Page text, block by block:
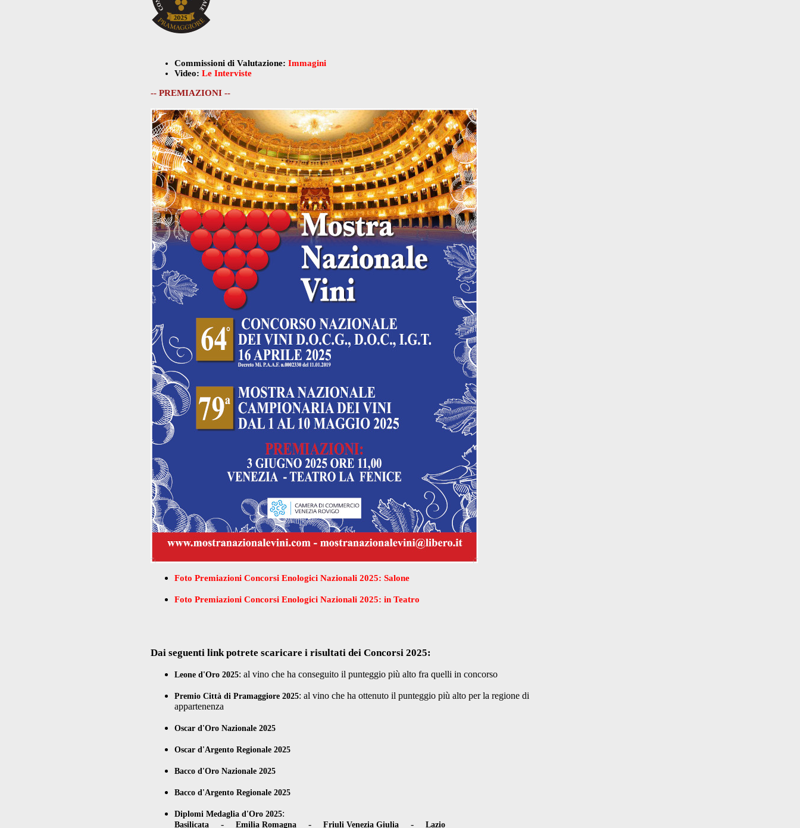
Commissioni di Valutazione: Immagini
Video: Le Interviste
-- PREMIAZIONI --
Foto Premiazioni Concorsi Enologici Nazionali 2025: Salone
Foto Premiazioni Concorsi Enologici Nazionali 2025: in Teatro
Dai seguenti link potrete scaricare i risultati dei Concorsi 2025:
Leone d'Oro 2025: al vino che ha conseguito il punteggio più alto fra quelli in concorso
Premio Città di Pramaggiore 2025: al vino che ha ottenuto il punteggio più alto per la regione di
appartenenza
Oscar d'Oro Nazionale 2025
Oscar d'Argento Regionale 2025
Bacco d'Oro Nazionale 2025
Bacco d'Argento Regionale 2025
Diplomi Medaglia d'Oro 2025:
Basilicata- Emilia Romagna- Friuli Venezia Giulia- Lazio